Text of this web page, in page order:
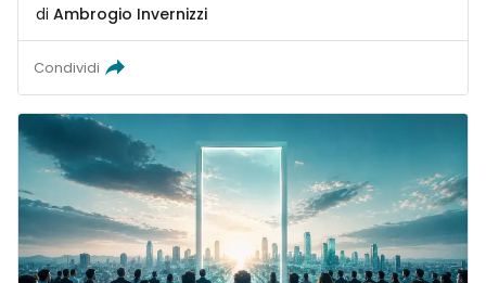
di Ambrogio Invernizzi
Condividi